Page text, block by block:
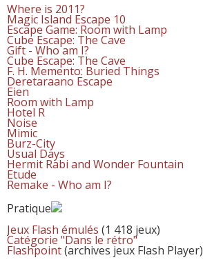
Where is 2011?
Magic Island Escape 10
Escape Game: Room with Lamp
Cube Escape: The Cave
Gift - Who am I?
Cube Escape: The Cave
F. H. Memento: Buried Things
Deretaraano Escape
Eien
Room with Lamp
Hotel R
Noise
Mimic
Burz-City
Usual Days
Hermit Rabi and Wonder Fountain
Etude
Remake - Who am I?
Pratique
Jeux Flash émulés (1 418 jeux)
Catégorie "Dans le rétro"
Flashpoint(archives jeux Flash Player)